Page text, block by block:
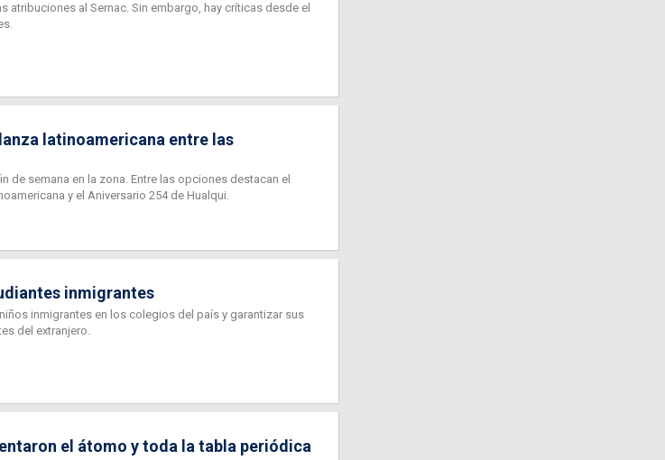
atribuciones al Sernac. Sin embargo, hay críticas desde el
latinoamericana entre las
semana en la zona. Entre las opciones destacan el
y el Aniversario 254 de Hualqui.
inmigrantes
inmigrantes en los colegios del país y garantizar sus
del extranjero.
el átomo y toda la tabla periódica